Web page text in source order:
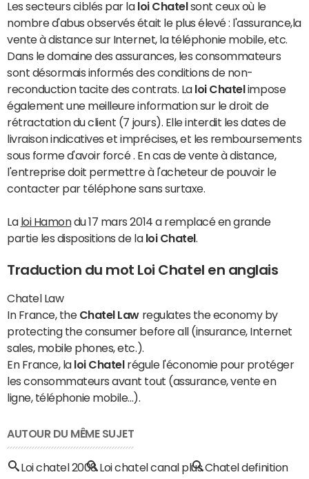
Les secteurs ciblés par la loi Chatel sont ceux où le
nombre d'abus observés était le plus élevé : l'assurance,la
vente à distance sur Internet, la téléphonie mobile, etc.
Dans le domaine des assurances, les consommateurs
sont désormais informés des conditions de non-
reconduction tacite des contrats. La loi Chatel impose
également une meilleure information sur le droit de
rétractation du client (7 jours). Elle interdit les dates de
livraison indicatives et imprécises, et les remboursements
sous forme d'avoir forcé . En cas de vente à distance,
l'entreprise doit permettre à l'acheteur de pouvoir le
contacter par téléphone sans surtaxe.
La loi Hamondu 17 mars 2014 a remplacé en grande
partie les dispositions de la loi Chatel
Traduction du mot Loi Chatel en anglais
Chatel Law
In France, the Chatel Law regulates the economy by
protecting the consumer before all (insurance, Internet
sales, mobile phones, etc.).
En France, la loi Chatel régule l'économie pour protéger
les consommateurs avant tout (assurance, vente en
ligne, téléphonie mobile...).
AUTOUR DU MÊME SUJET
Loi chatel 2008 Loi chatel canal plus Chatel definition